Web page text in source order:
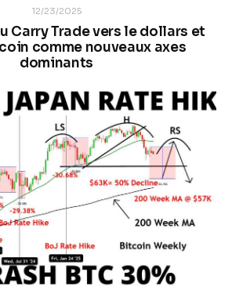
12/23/2025
Carry Trade vers le dollars et
comme nouveaux axes
dominants